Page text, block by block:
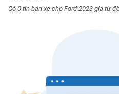
Có 0 tin bán xe cho Ford 2023 giá từ